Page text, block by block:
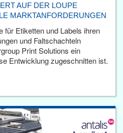
AUF DER LOUPE
MARKTANFORDERUNGEN
für Etiketten und Labels ihren
und Faltschachteln
Print Solutions ein
Entwicklung zugeschnitten ist.